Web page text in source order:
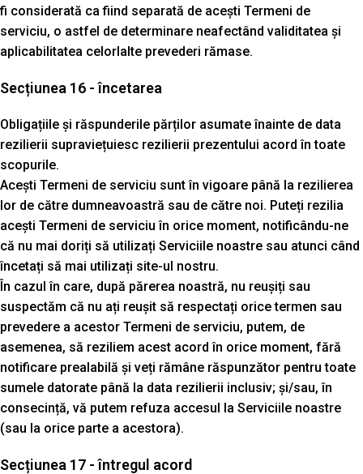
fi considerată ca fiind separată de acești Termeni de
serviciu, o astfel de determinare neafectând validitatea și
aplicabilitatea celorlalte prevederi rămase.
Secțiunea 16 - încetarea
Obligațiile și răspunderile părților asumate înainte de data
rezilierii supraviețuiesc rezilierii prezentului acord în toate
scopurile.
Acești Termeni de serviciu sunt în vigoare până la rezilierea
lor de către dumneavoastră sau de către noi. Puteți rezilia
acești Termeni de serviciu în orice moment, notificându-ne
că nu mai doriți să utilizați Serviciile noastre sau atunci când
încetați să mai utilizați site-ul nostru.
În cazul în care, după părerea noastră, nu reușiți sau
suspectăm că nu ați reușit să respectați orice termen sau
prevedere a acestor Termeni de serviciu, putem, de
asemenea, să reziliem acest acord în orice moment, fără
notificare prealabilă și veți rămâne răspunzător pentru toate
sumele datorate până la data rezilierii inclusiv; și/sau, în
consecință, vă putem refuza accesul la Serviciile noastre
(sau la orice parte a acestora).
Secțiunea 17 - întregul acord